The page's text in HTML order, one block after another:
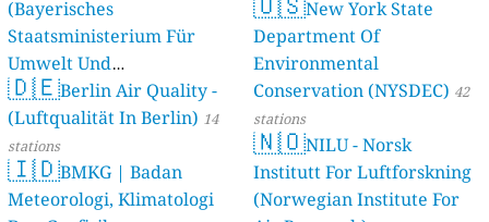
(Bayerisches
Staatsministerium Für
Umwelt Und
Verbraucherschutz) - LfU
46 stations
🇩🇪Berlin Air Quality -
(Luftqualität In Berlin) 14
stations
🇮🇩BMKG | Badan
Meteorologi, Klimatologi
New York State
Department Of
Environmental
Conservation (NYSDEC) 42
stations
🇳🇴NILU - Norsk
Institutt For Luftforskning
(Norwegian Institute For